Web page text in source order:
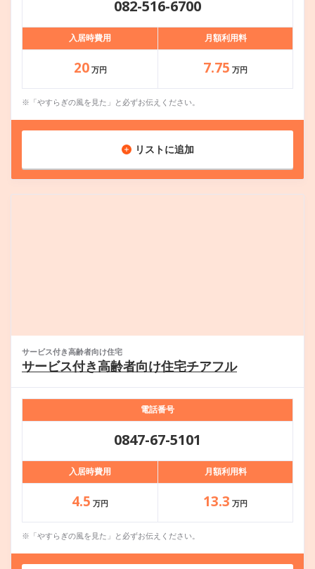
082-516-6700
入居時費用 月額利用料
20 万円 7.75 万円
※「やすらぎの風を見た」と必ずお伝えください。
リストに追加
サービス付き高齢者向け住宅
サービス付き高齢者向け住宅チアフル
電話番号
0847-67-5101
入居時費用 月額利用料
4.5 万円 13.3 万円
※「やすらぎの風を見た」と必ずお伝えください。